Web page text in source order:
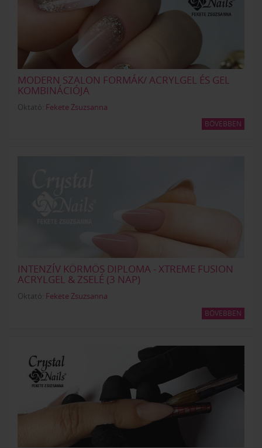
MODERN SZALON FORMÁK/ ACRYLGEL ÉS GEL
KOMBINÁCIÓJA
Oktató: Fekete Zsuzsanna
BŐVEBBEN
INTENZÍV KÖRMÖS DIPLOMA - XTREME FUSION
ACRYLGEL & ZSELÉ (3 NAP)
Oktató: Fekete Zsuzsanna
BŐVEBBEN